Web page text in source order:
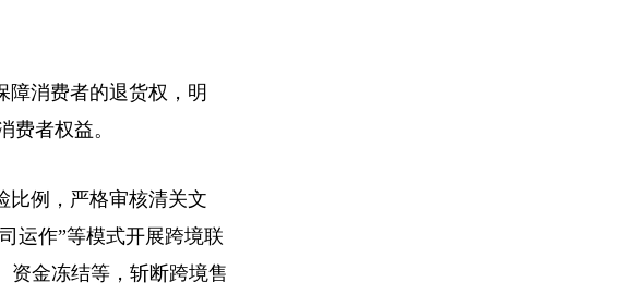
消费者的退货权，明
费者权益。
例，严格审核清关文
运作”等模式开展跨境联
资金冻结等，斩断跨境售